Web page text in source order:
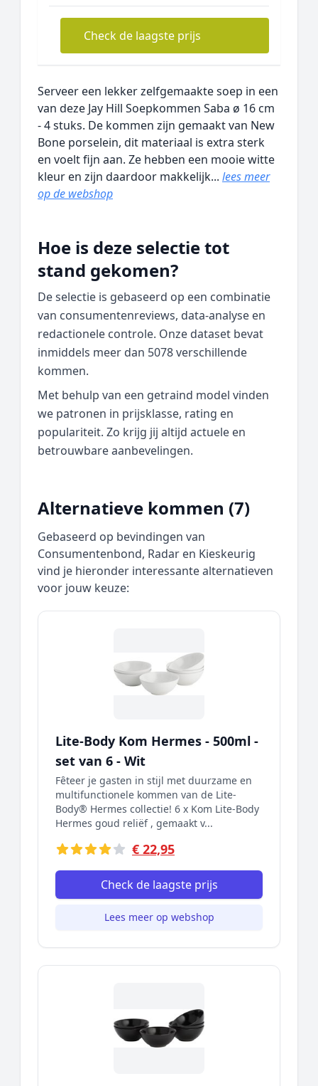
Check de laagste prijs
Serveer een lekker zelfgemaakte soep in een
van deze Jay Hill Soepkommen Saba ø 16 cm
- 4 stuks. De kommen zijn gemaakt van New
Bone porselein, dit materiaal is extra sterk
en voelt fijn aan. Ze hebben een mooie witte
kleur en zijn daardoor makkelijk... lees meer
op de webshop
Hoe is deze selectie tot
stand gekomen?
De selectie is gebaseerd op een combinatie
van consumentenreviews, data‑analyse en
redactionele controle. Onze dataset bevat
inmiddels meer dan 5078 verschillende
kommen.
Met behulp van een getraind model vinden
we patronen in prijsklasse, rating en
populariteit. Zo krijg jij altijd actuele en
betrouwbare aanbevelingen.
Alternatieve kommen (7)
Gebaseerd op bevindingen van
Consumentenbond, Radar en Kieskeurig
vind je hieronder interessante alternatieven
voor jouw keuze:
Lite-Body Kom Hermes - 500ml -
set van 6 - Wit
Fȇteer je gasten in stijl met duurzame en
multifunctionele kommen van de Lite-
Body® Hermes collectie! 6 x Kom Lite-Body
Hermes goud reliëf , gemaakt v...
€ 22,95
Check de laagste prijs
Lees meer op webshop